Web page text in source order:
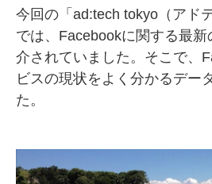
お役立ち資料
サービス資
今回の「ad:tech tokyo（アド
では、Facebookに関する最
介されていました。そこで、
ビスの現状をよく分かるデー
た。